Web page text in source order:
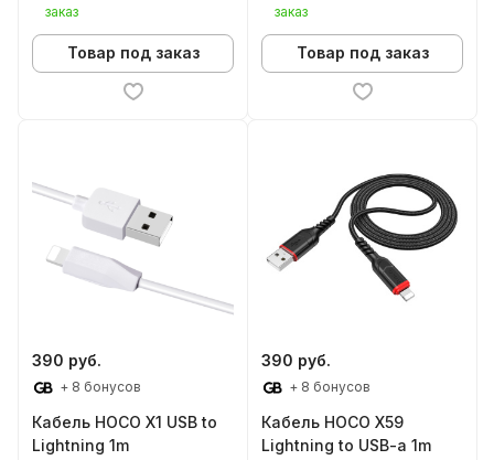
заказ
Товар под заказ
заказ
Товар под заказ
390 руб.
+ 8 бонусов
Кабель HOCO X1 USB to
Lightning 1m
390 руб.
+ 8 бонусов
Кабель HOCO X59
Lightning to USB-a 1m